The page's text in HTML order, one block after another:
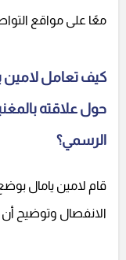
معًا على مواقع
كيف تعامل لامين
حول علاقته
الرسمي؟
قام لامين يامال
الانفصال وتوضيح أن